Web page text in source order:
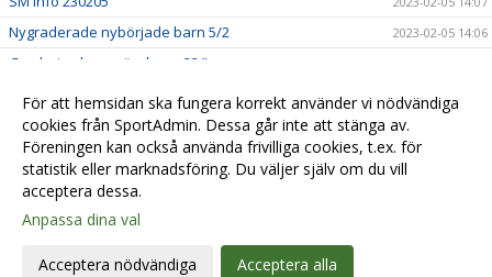
Nygraderade nybörjade barn 5/2 2023-02-05 14:06
Gradering barn söndagar 22/!
Lindesberg utvecklingsläger, jan-23 2023-01-22 13:58
Lilla Trollträffen1, jan-23 2023-01-21 14:01
In English 2023-01-01 14:05
inställningar
Webbversion
För att hemsidan ska fungera korrekt använder vi nödvändiga
cookies från SportAdmin. Dessa går inte att stänga av.
Föreningen kan också använda frivilliga cookies, t.ex. för
statistik eller marknadsföring. Du väljer själv om du vill
acceptera dessa.
Anpassa dina val
Acceptera nödvändiga Acceptera alla